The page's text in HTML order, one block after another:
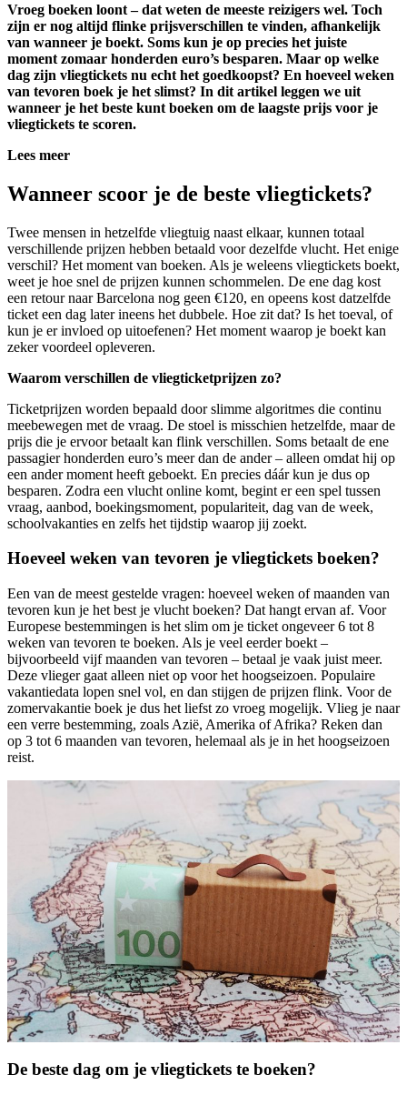
Vroeg boeken loont – dat weten de meeste reizigers wel. Toch
zijn er nog altijd flinke prijsverschillen te vinden, afhankelijk
van wanneer je boekt. Soms kun je op precies het juiste
moment zomaar honderden euro’s besparen. Maar op welke
dag zijn vliegtickets nu echt het goedkoopst? En hoeveel weken
van tevoren boek je het slimst? In dit artikel leggen we uit
wanneer je het beste kunt boeken om de laagste prijs voor je
vliegtickets te scoren.
Lees meer
Wanneer scoor je de beste vliegtickets?
Twee mensen in hetzelfde vliegtuig naast elkaar, kunnen totaal
verschillende prijzen hebben betaald voor dezelfde vlucht. Het enige
verschil? Het moment van boeken. Als je weleens vliegtickets boekt,
weet je hoe snel de prijzen kunnen schommelen. De ene dag kost
een retour naar Barcelona nog geen €120, en opeens kost datzelfde
ticket een dag later ineens het dubbele. Hoe zit dat? Is het toeval, of
kun je er invloed op uitoefenen? Het moment waarop je boekt kan
zeker voordeel opleveren.
Waarom verschillen de vliegticketprijzen zo?
Ticketprijzen worden bepaald door slimme algoritmes die continu
meebewegen met de vraag. De stoel is misschien hetzelfde, maar de
prijs die je ervoor betaalt kan flink verschillen. Soms betaalt de ene
passagier honderden euro’s meer dan de ander – alleen omdat hij op
een ander moment heeft geboekt. En precies dáár kun je dus op
besparen. Zodra een vlucht online komt, begint er een spel tussen
vraag, aanbod, boekingsmoment, populariteit, dag van de week,
schoolvakanties en zelfs het tijdstip waarop jij zoekt.
Hoeveel weken van tevoren je vliegtickets boeken?
Een van de meest gestelde vragen: hoeveel weken of maanden van
tevoren kun je het best je vlucht boeken? Dat hangt ervan af. Voor
Europese bestemmingen is het slim om je ticket ongeveer 6 tot 8
weken van tevoren te boeken. Als je veel eerder boekt –
bijvoorbeeld vijf maanden van tevoren – betaal je vaak juist meer.
Deze vlieger gaat alleen niet op voor het hoogseizoen. Populaire
vakantiedata lopen snel vol, en dan stijgen de prijzen flink. Voor de
zomervakantie boek je dus het liefst zo vroeg mogelijk. Vlieg je naar
een verre bestemming, zoals Azië, Amerika of Afrika? Reken dan
op 3 tot 6 maanden van tevoren, helemaal als je in het hoogseizoen
reist.
De beste dag om je vliegtickets te boeken?